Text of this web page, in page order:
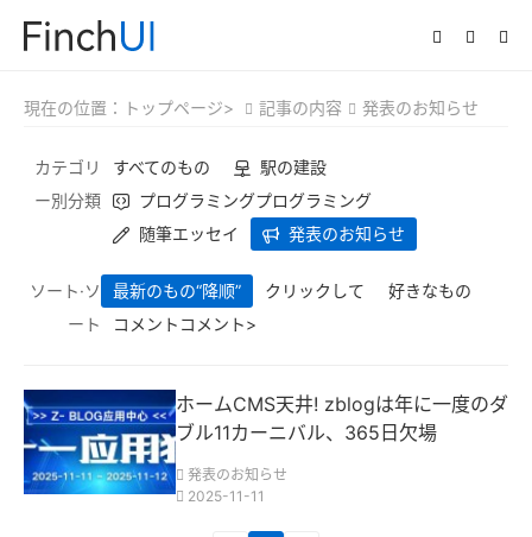
現在の位置： トップページ> 記事の内容 発表のお知らせ
カテゴリ
ー別分類
すべてのもの
駅の建設
プログラミングプログラミング
随筆エッセイ
発表のお知らせ
ソート·ソ
ート
最新のもの“降顺” クリックして
好きなもの
コメントコメント>
ホームCMS天井! zblogは年に一度のダ
ブル11カーニバル、365日欠場
発表のお知らせ
2025-11-11